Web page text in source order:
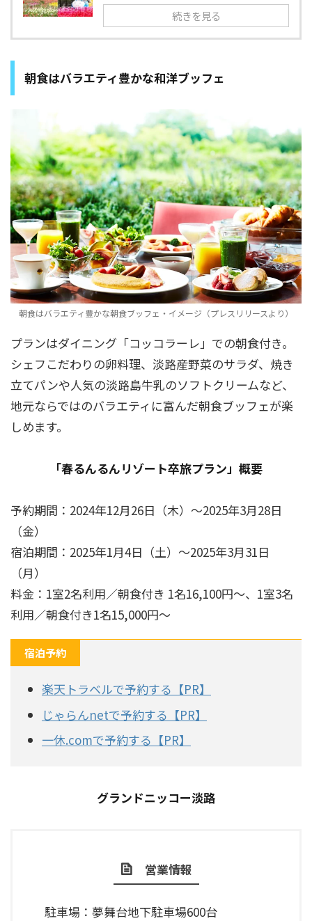
続きを見る
朝食はバラエティ豊かな和洋ブッフェ
朝食はバラエティ豊かな朝食ブッフェ・イメージ（プレスリリースより）
プランはダイニング「コッコラーレ」での朝食付き。
シェフこだわりの卵料理、淡路産野菜のサラダ、焼き
立てパンや人気の淡路島牛乳のソフトクリームなど、
地元ならではのバラエティに富んだ朝食ブッフェが楽
しめます。
「春るんるんリゾート卒旅プラン」概要
予約期間：2024年12月26日（木）～2025年3月28日
（金）
宿泊期間：2025年1月4日（土）～2025年3月31日
（月）
料金：1室2名利用／朝食付き 1名16,100円～、1室3名
利用／朝食付き1名15,000円～
宿泊予約
楽天トラベルで予約する【PR】
じゃらんnetで予約する【PR】
一休.comで予約する【PR】
グランドニッコー淡路
営業情報
駐車場：夢舞台地下駐車場600台